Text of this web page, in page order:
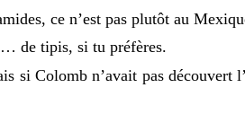
ce nʼest pas plutôt au
de tipis, si tu préfères.
si Colomb nʼavait pas découvert